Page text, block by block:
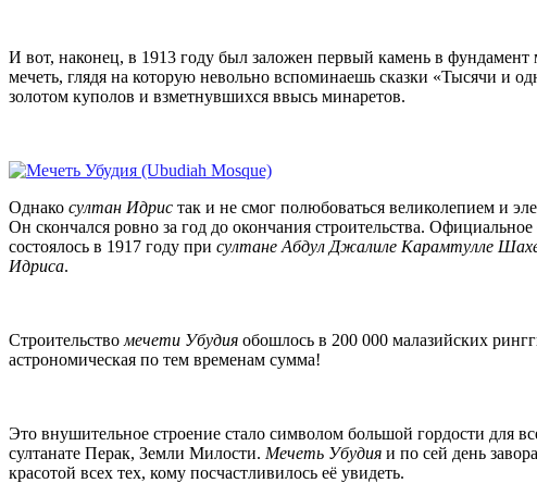
И вот, наконец, в 1913 году был заложен первый камень в фундамент
мечеть, глядя на которую невольно вспоминаешь сказки «Тысячи и
золотом куполов и взметнувшихся ввысь минаретов.
Однако султан Идрис так и не смог полюбоваться великолепием и
Он скончался ровно за год до окончания строительства.
состоялось в 1917 году при султане Абдул Джалиле Карамтулле
Идриса.
Строительство мечети Убудия обошлось в 200 000 малазийских
астрономическая по тем временам сумма!
Это внушительное строение стало символом большой гордости для
султанате Перак, Земли Милости. Мечеть Убудия и по сей день
красотой всех тех, кому посчастливилось её увидеть.